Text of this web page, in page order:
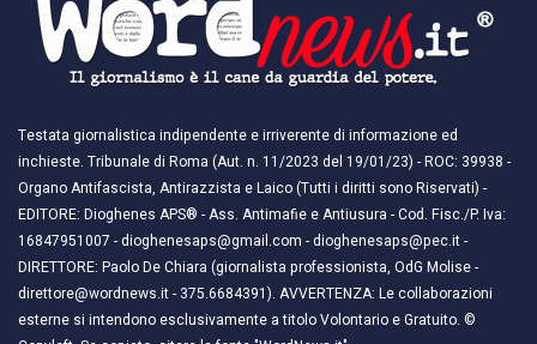
Testata giornalistica indipendente e irriverente di informazione ed
inchieste. Tribunale di Roma (Aut. n. 11/2023 del 19/01/23) - ROC: 39938 -
Organo Antifascista, Antirazzista e Laico (Tutti i diritti sono Riservati) -
EDITORE: Dioghenes APS® - Ass. Antimafie e Antiusura - Cod. Fisc./P. Iva:
16847951007 - dioghenesaps@gmail.com - dioghenesaps@pec.it - ​​
DIRETTORE: Paolo De Chiara (giornalista professionista, OdG Molise -
direttore@wordnews.it - ​​375.6684391). AVVERTENZA: Le collaborazioni
esterne si intendono esclusivamente a titolo Volontario e Gratuito. ©